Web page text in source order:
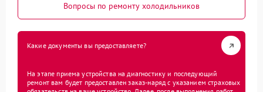
Вопросы по ремонту холодильников
Какие документы вы предоставляете?
На этапе приема устройства на диагностику и последующий
ремонт вам будет предоставлен заказ-наряд с указанием страховых